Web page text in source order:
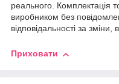
реального. Комплектація
виробником без
відповідальності за
Приховати